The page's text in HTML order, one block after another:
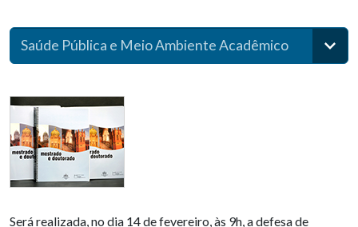
Saúde Pública e Meio Ambiente Acadêmico
Será realizada, no dia 14 de fevereiro, às 9h, a defesa de